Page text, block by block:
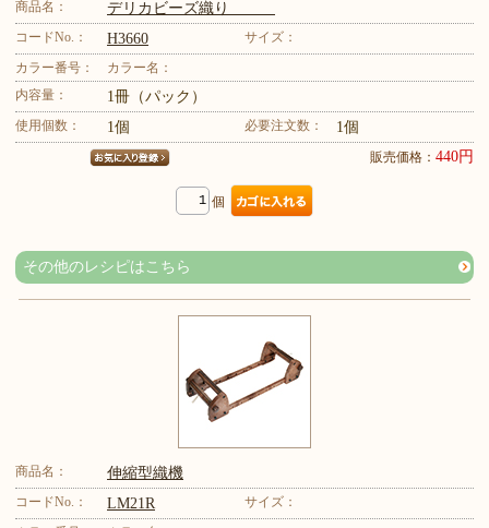
商品名： デリカビーズ織り
コードNo.： H3660
サイズ：
カラー番号：
カラー名：
内容量：
1冊（パック）
使用個数： 1個 必要注文数： 1個
販売価格： 440円
個
その他のレシピはこちら
商品名： 伸縮型織機
コードNo.： LM21R
サイズ：